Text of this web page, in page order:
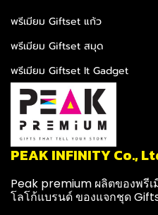
พรีเมียม Giftset แก้ว
พรีเมียม Giftset สมุด
พรีเมียม Giftset It Gadget
PEAK INFINITY Co.,
Peak premium ผลิตของพรี
โลโก้แบรนด์ ของแจกชุด